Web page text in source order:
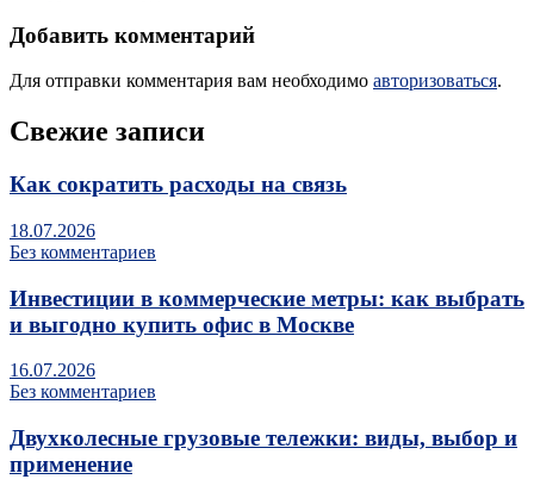
Добавить комментарий
Для отправки комментария вам необходимо авторизоваться.
Свежие записи
Как сократить расходы на связь
18.07.2026
Без комментариев
Инвестиции в коммерческие метры: как выбрать
и выгодно купить офис в Москве
16.07.2026
Без комментариев
Двухколесные грузовые тележки: виды, выбор и
применение